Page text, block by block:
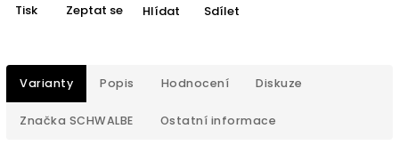
Tisk Zeptat se Hlídat Sdílet
Varianty Popis Hodnocení Diskuze
Značka SCHWALBE Ostatní informace